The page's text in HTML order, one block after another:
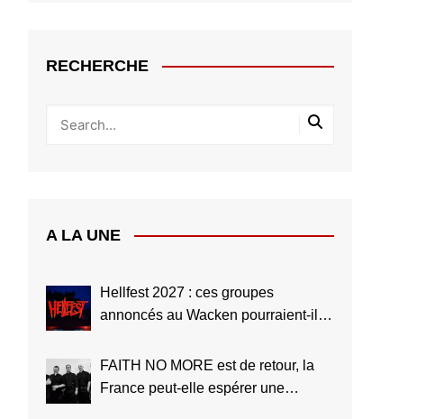
RECHERCHE
A LA UNE
Hellfest 2027 : ces groupes
annoncés au Wacken pourraient-ils
FAITH NO MORE est de retour, la
France peut-elle espérer une